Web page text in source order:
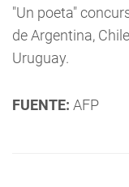
"Un poeta"
de Argentina,
Uruguay.
FUENTE: AFP